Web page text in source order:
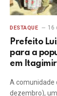
DESTAQUE 16
Prefeito
para a
em
A comunidade
dezembro),